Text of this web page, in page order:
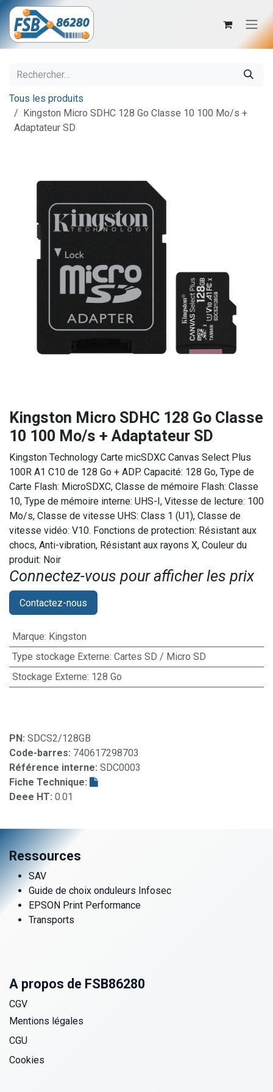
Se rendre au contenu
Tous les produits
Kingston Micro SDHC 128 Go Classe 10 100 Mo/s +
Adaptateur SD
Kingston Micro SDHC 128 Go Classe
10 100 Mo/s + Adaptateur SD
Kingston Technology Carte micSDXC Canvas Select Plus
100R A1 C10 de 128 Go + ADP. Capacité: 128 Go, Type de
Carte Flash: MicroSDXC, Classe de mémoire Flash: Classe
10, Type de mémoire interne: UHS-I, Vitesse de lecture: 100
Mo/s, Classe de vitesse UHS: Class 1 (U1), Classe de
vitesse vidéo: V10. Fonctions de protection: Résistant aux
chocs, Anti-vibration, Résistant aux rayons X, Couleur du
produit: Noir
Connectez-vous pour afficher les prix​
Contactez-nous
Marque: Kingston
Type stockage Externe: Cartes SD / Micro SD
Stockage Externe: 128 Go
PN: SDCS2/128GB
Code-barres: 740617298703
Référence interne: SDC0003
Fiche Technique:
Deee HT: 0.01
Ressources
SAV
Guide de choix onduleurs Infosec
EPSON Print Performance
Transports
A propos de FSB86280
CGV
Mentions légales
CGU
Cookies